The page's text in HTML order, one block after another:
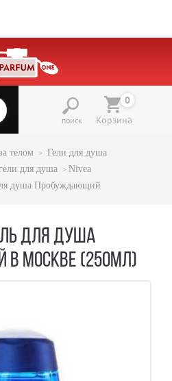
поиск
0
Корзина
телом
Гели для душа
для душа
Nivea
душа Пробуждающий
ДЛЯ ДУША
МОСКВЕ (250МЛ)